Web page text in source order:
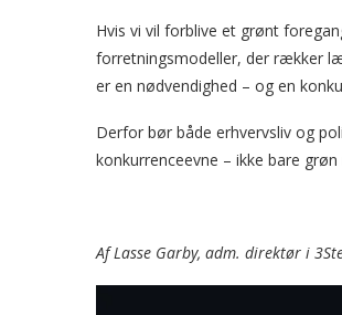
Hvis vi vil forblive et grønt
forretningsmodeller, der rækker
er en nødvendighed – og en
Derfor bør både erhvervsliv og
konkurrenceevne – ikke bare grøn
AfLasse Garby, adm. direktør i